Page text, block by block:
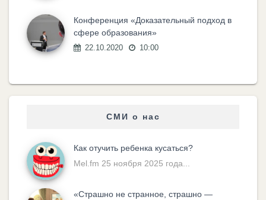
Конференция «Доказательный подход в
сфере образования»
22.10.2020 10:00
СМИ о нас
Как отучить ребенка кусаться?
Mel.fm 25 ноября 2025 года...
«Cтрашно не странное, страшно —